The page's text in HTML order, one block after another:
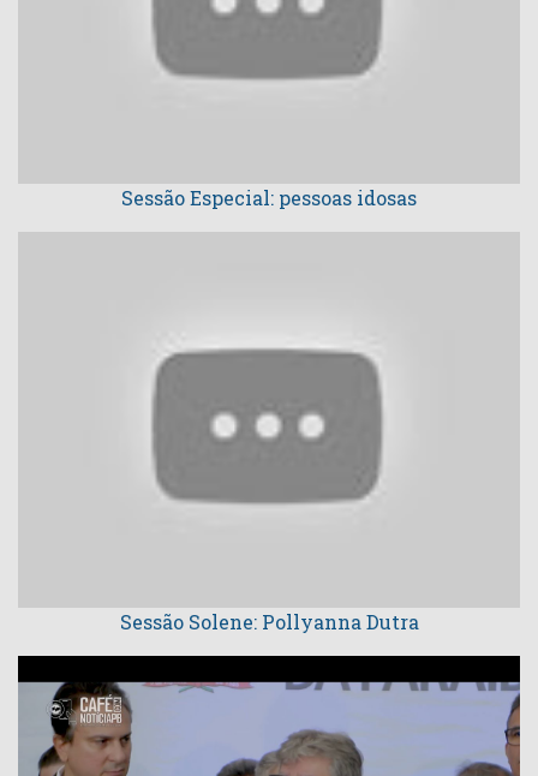
Sessão Especial: pessoas idosas
Sessão Solene: Pollyanna Dutra